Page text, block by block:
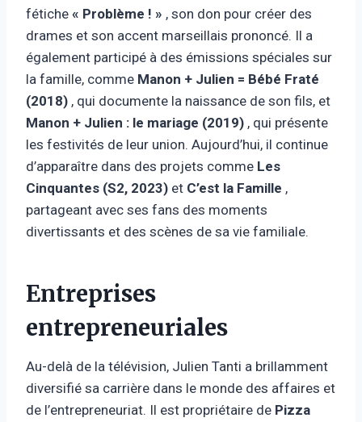
fétiche « Problème ! » , son don pour créer des
drames et son accent marseillais prononcé. Il a
également participé à des émissions spéciales sur
la famille, comme Manon + Julien = Bébé Fraté
(2018) , qui documente la naissance de son fils, et
Manon + Julien : le mariage (2019) , qui présente
les festivités de leur union. Aujourd’hui, il continue
d’apparaître dans des projets comme Les
Cinquantes (S2, 2023) et C’est la Famille ,
partageant avec ses fans des moments
divertissants et des scènes de sa vie familiale.
Entreprises
entrepreneuriales
Au-delà de la télévision, Julien Tanti a brillamment
diversifié sa carrière dans le monde des affaires et
de l’entrepreneuriat. Il est propriétaire de Pizza